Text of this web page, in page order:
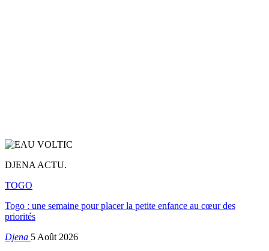
DJENA ACTU.
TOGO
Togo : une semaine pour placer la petite enfance au cœur des
priorités
Djena 5 Août 2026